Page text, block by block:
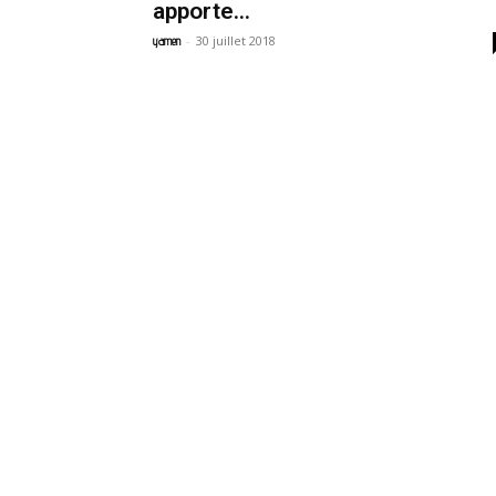
apporte...
yamen - 30 juillet 2018